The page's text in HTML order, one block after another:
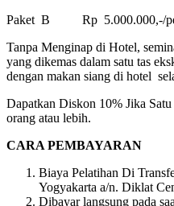
Paket B Rp 5.000.000,-/
Tanpa Menginap di Hotel,
yang dikemas dalam satu tas
dengan makan siang di hotel
Dapatkan Diskon 10% Jika
orang atau lebih.
CARA PEMBAYARAN
Biaya Pelatihan Di
Yogyakarta a/n. Diklat
Dibayar langsung pada